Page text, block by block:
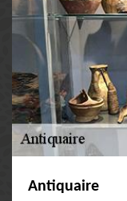
Antiquaire